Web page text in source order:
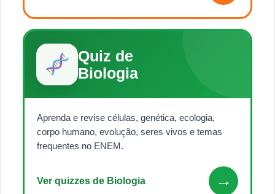
Quiz de
Biologia
Aprenda e revise células, genética, ecologia,
corpo humano, evolução, seres vivos e temas
frequentes no ENEM.
Ver quizzes de Biologia →